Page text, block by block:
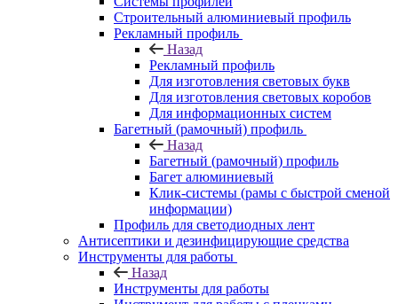
Строительный алюминиевый профиль
Рекламный профиль
Назад
Рекламный профиль
Для изготовления световых букв
Для изготовления световых коробов
Для информационных систем
Багетный (рамочный) профиль
Назад
Багетный (рамочный) профиль
Багет алюминиевый
Клик-системы (рамы с быстрой сменой
информации)
Профиль для светодиодных лент
Антисептики и дезинфицирующие средства
Инструменты для работы
Назад
Инструменты для работы